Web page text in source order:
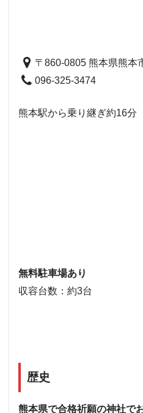
〒860-0805 熊本県熊本
096-325-3474
熊本駅から乗り継ぎ約16分
無料駐車場あり
収容台数：約3台
歴史
熊本県で合格祈願の神社で